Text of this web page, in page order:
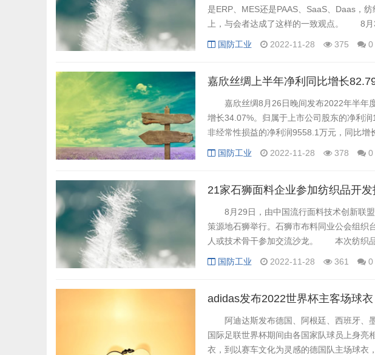
是ERP、MES还是PAAS、SaaS、Daas
上，与会者达成了这样的一致观点。 8月
会议暨全国纺织服装企业数字化转型高峰论
国防工业 2022-11-28 375 0
嘉欣丝绸上半年净利同比增长
嘉欣丝绸8月26日晚间发布2022年半年
增长34.07%。归属于上市公司股东的净利
非经常性损益的净利润9558.1万元，同比
年，海外服装消费市场需求回暖，公司近年
国防工业 2022-11-28 378 0
21家石狮面料企业参加纺织品开
8月29日，由中国流行面料技术创新联盟
策源地石狮举行。石狮市布料同业公会组织
人或技术骨干参加交流沙龙。 本次纺织
发中心作为指导单位，由赛得利集团主办，
国防工业 2022-11-28 361 0
adidas发布2022世界杯主客场球
阿迪达斯发布德国、阿根廷、西班牙、
国际足联世界杯期间由各国家队球员上身
衣，到以赛车文化为灵感的德国队主场球衣